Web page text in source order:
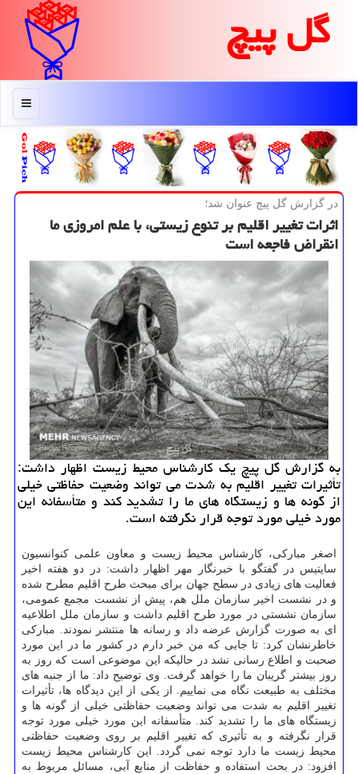
گل پیچ
منو
در گزارش گل پیچ عنوان شد؛
اثرات تغییر اقلیم بر تنوع زیستی، با علم امروزی ما
انقراض فاجعه است
به گزارش گل پیچ یك كارشناس محیط زیست اظهار داشت:
تأثیرات تغییر اقلیم به شدت می تواند وضعیت حفاظتی خیلی
از گونه ها و زیستگاه های ما را تشدید كند و متأسفانه این
مورد خیلی مورد توجه قرار نگرفته است.
اصغر مباركی، كارشناس محیط زیست و معاون علمی كنوانسیون
سایتیس در گفتگو با خبرنگار مهر اظهار داشت: در دو هفته اخیر
فعالیت های زیادی در سطح جهان برای مبحث طرح اقلیم مطرح شده
و در نشست اخیر سازمان ملل هم، پیش از نشست مجمع عمومی،
سازمان نشستی در مورد طرح اقلیم داشت و سازمان ملل اطلاعیه
ای به صورت گزارش عرضه داد و رسانه ها منتشر نمودند. مباركی
خاطرنشان كرد: تا جایی كه من خبر دارم در كشور ما در این مورد
صحبت و اطلاع رسانی نشد در حالیكه این موضوعی است كه روز به
روز بیشتر گریبان ما را خواهد گرفت. وی توضیح داد: ما از جنبه های
مختلف به طبیعت نگاه می نماییم. از یكی از این دیدگاه ها، تأثیرات
تغییر اقلیم به شدت می تواند وضعیت حفاظتی خیلی از گونه ها و
زیستگاه های ما را تشدید كند. متأسفانه این مورد خیلی مورد توجه
قرار نگرفته و به تأثیری كه تغییر اقلیم بر روی وضعیت حفاظتی
محیط زیست ما دارد توجه نمی گردد. این كارشناس محیط زیست
افزود: در بحث استفاده و حفاظت از منابع آبی، مسائل مربوط به